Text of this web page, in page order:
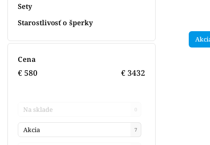
Sety
Starostlivosť o šperky
Cena
€580 €3432
Na sklade 0
Akcia 7